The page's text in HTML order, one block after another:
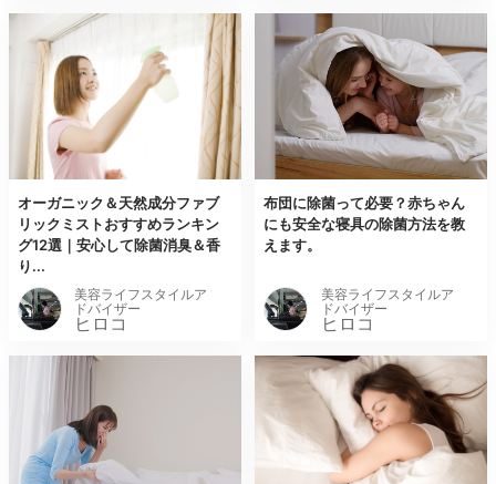
オーガニック＆天然成分ファブ
リックミストおすすめランキン
グ12選｜安心して除菌消臭＆香
り...
美容ライフスタイルア
ドバイザー
ヒロコ
布団に除菌って必要？赤ちゃん
にも安全な寝具の除菌方法を教
えます。
美容ライフスタイルア
ドバイザー
ヒロコ